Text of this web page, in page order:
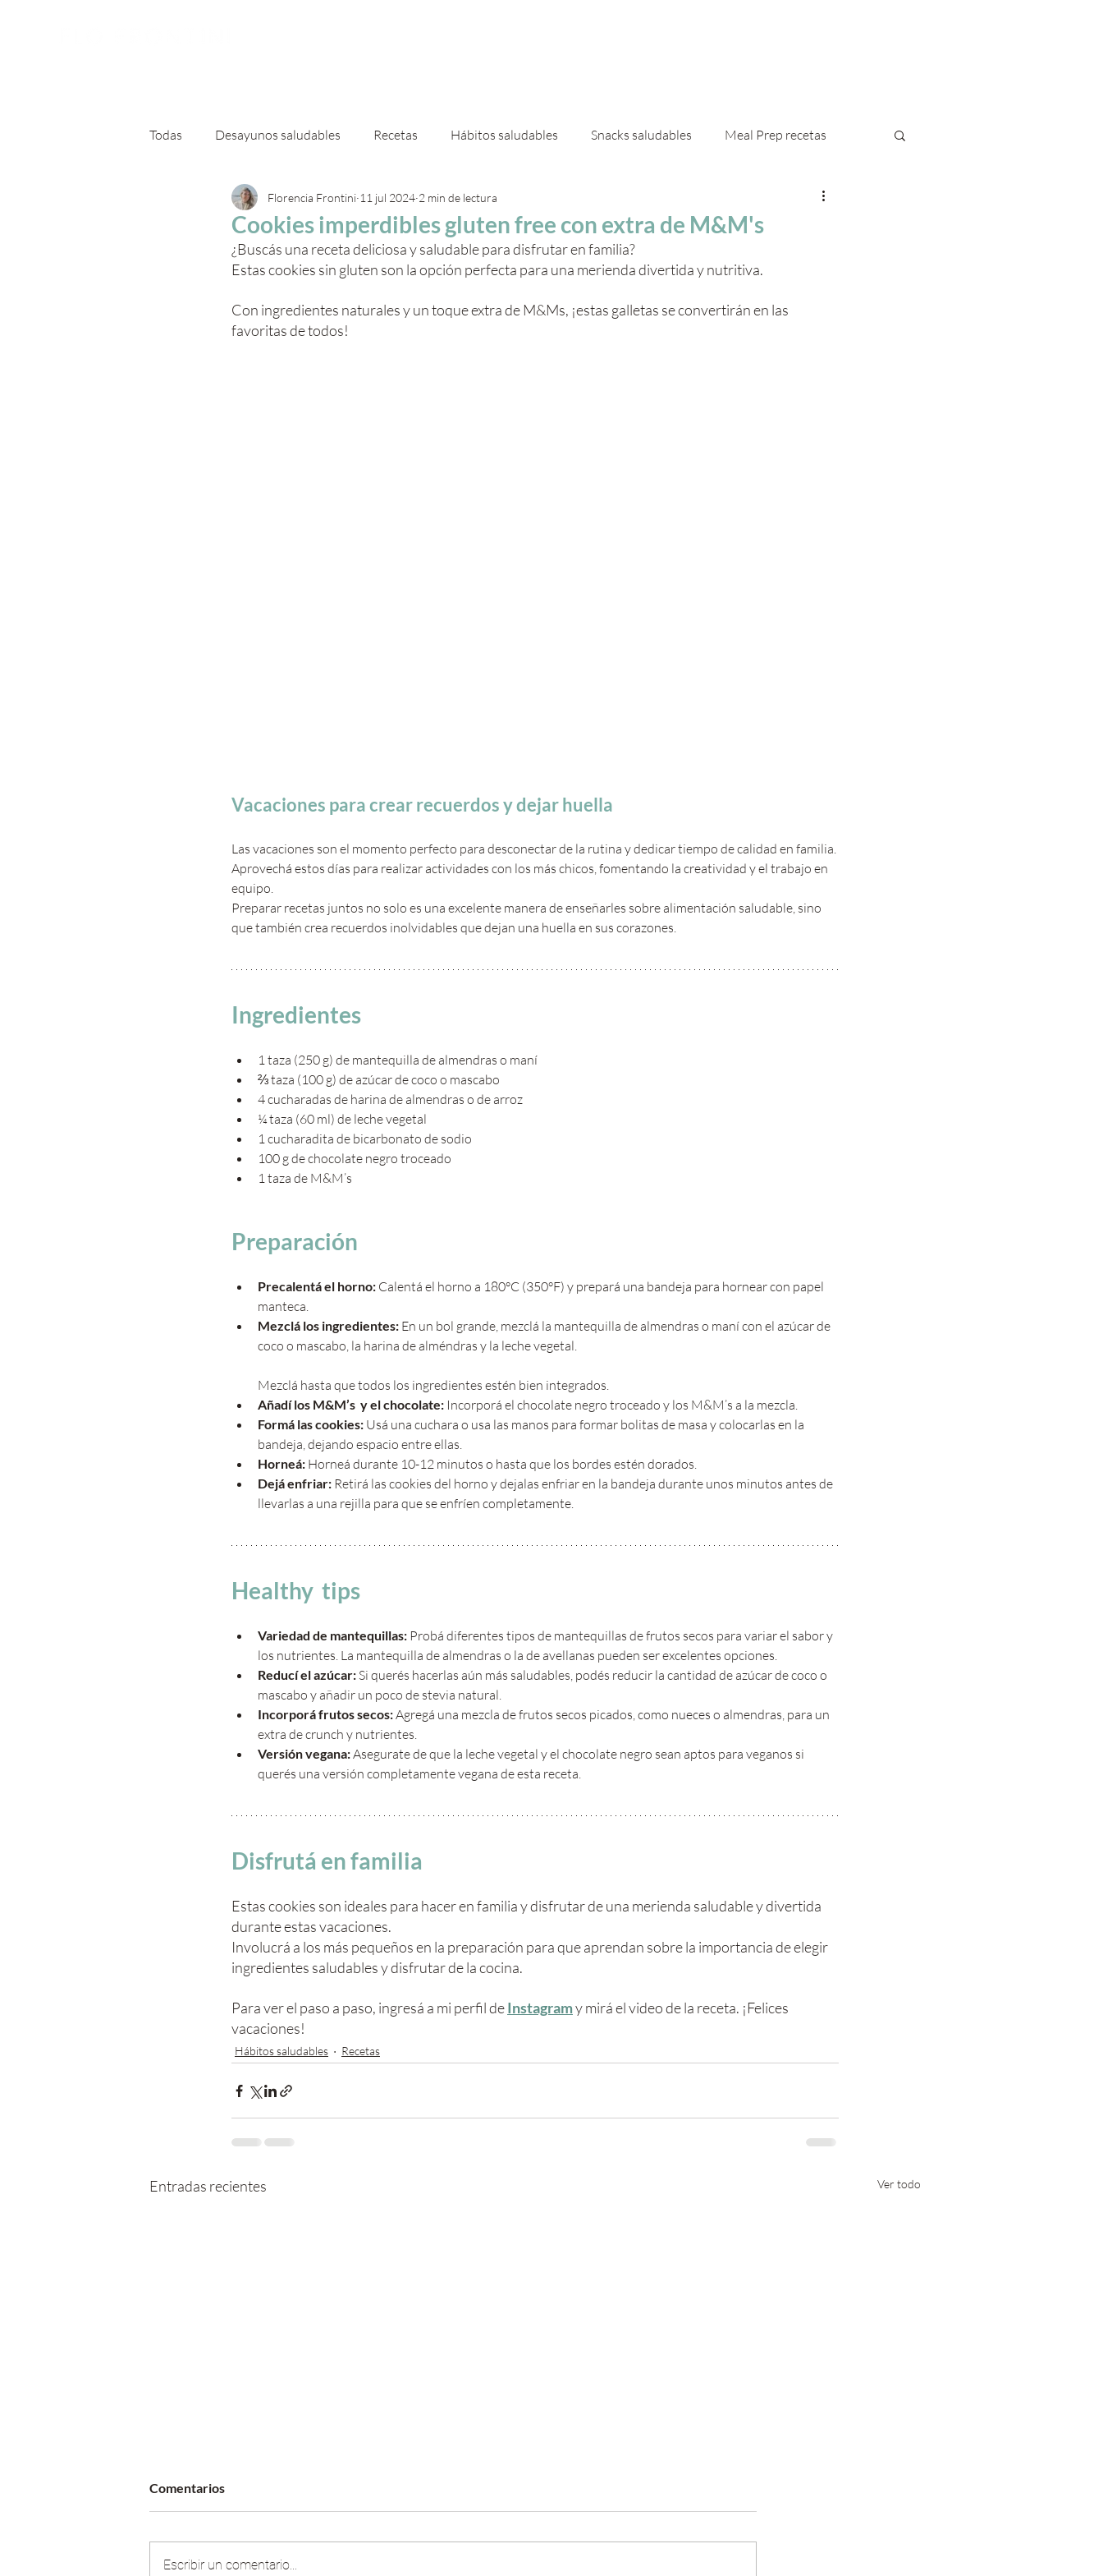
Todas Desayunos saludables Recetas Hábitos saludables Snacks saludables Meal Prep recetas
Ensaladas otro nivel Platos de invierno Granola
Cookies imperdibles gluten free con extra de M&M's
Florencia Frontini 11 jul 2024 2 min de lectura
¿Buscás una receta deliciosa y saludable para disfrutar en familia?
Estas cookies sin gluten son la opción perfecta para una merienda divertida y nutritiva.
Con ingredientes naturales y un toque extra de M&Ms, ¡estas galletas se convertirán en las
favoritas de todos!
Vacaciones para crear recuerdos y dejar huella
Las vacaciones son el momento perfecto para desconectar de la rutina y dedicar tiempo de calidad en familia.
Aprovechá estos días para realizar actividades con los más chicos, fomentando la creatividad y el trabajo en
equipo.
Preparar recetas juntos no solo es una excelente manera de enseñarles sobre alimentación saludable, sino
que también crea recuerdos inolvidables que dejan una huella en sus corazones.
Ingredientes
1 taza (250 g) de mantequilla de almendras o maní
⅔ taza (100 g) de azúcar de coco o mascabo
4 cucharadas de harina de almendras o de arroz
¼ taza (60 ml) de leche vegetal
1 cucharadita de bicarbonato de sodio
100 g de chocolate negro troceado
1 taza de M&M’s
Preparación
Precalentá el horno: Calentá el horno a 180°C (350°F) y prepará una bandeja para hornear con papel
manteca.
Mezclá los ingredientes: En un bol grande, mezclá la mantequilla de almendras o maní con el azúcar de
coco o mascabo, la harina de alméndras y la leche vegetal.
Mezclá hasta que todos los ingredientes estén bien integrados.
Añadí los M&M’s  y el chocolate: Incorporá el chocolate negro troceado y los M&M’s a la mezcla.
Formá las cookies: Usá una cuchara o usa las manos para formar bolitas de masa y colocarlas en la
bandeja, dejando espacio entre ellas.
Horneá: Horneá durante 10-12 minutos o hasta que los bordes estén dorados.
Dejá enfriar: Retirá las cookies del horno y dejalas enfriar en la bandeja durante unos minutos antes de
llevarlas a una rejilla para que se enfríen completamente.
Healthy  tips
Variedad de mantequillas: Probá diferentes tipos de mantequillas de frutos secos para variar el sabor y
los nutrientes. La mantequilla de almendras o la de avellanas pueden ser excelentes opciones.
Reducí el azúcar: Si querés hacerlas aún más saludables, podés reducir la cantidad de azúcar de coco o
mascabo y añadir un poco de stevia natural.
Incorporá frutos secos: Agregá una mezcla de frutos secos picados, como nueces o almendras, para un
extra de crunch y nutrientes.
Versión vegana: Asegurate de que la leche vegetal y el chocolate negro sean aptos para veganos si
querés una versión completamente vegana de esta receta.
Disfrutá en familia
Estas cookies son ideales para hacer en familia y disfrutar de una merienda saludable y divertida
durante estas vacaciones.
Involucrá a los más pequeños en la preparación para que aprendan sobre la importancia de elegir
ingredientes saludables y disfrutar de la cocina.
Para ver el paso a paso, ingresá a mi perfil deInstagram y mirá el video de la receta. ¡Felices
vacaciones!
Hábitos saludables Recetas
Entradas recientes Ver todo
Comentarios
Escribir un comentario...